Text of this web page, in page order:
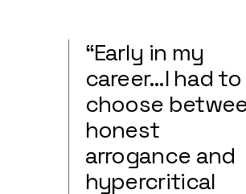
“Early in my
career…I had to
choose
honest
arrogance and
hypercritical